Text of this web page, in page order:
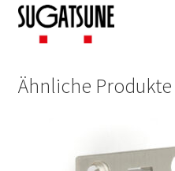
Ähnliche Produkte